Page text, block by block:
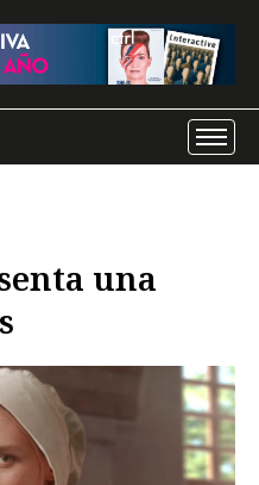
una